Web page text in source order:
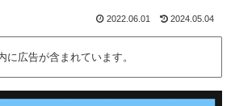
2022.06.01 2024.05.04
に広告が含まれています。